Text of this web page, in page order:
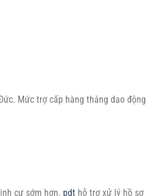
Mức trợ cấp hàng tháng dao động
cư sớm hơn. pdt hỗ trợ xử lý hồ sơ